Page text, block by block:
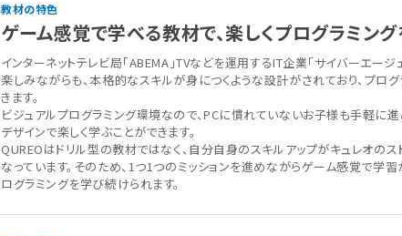
教材の特色
ゲーム感覚で学べる教材で、楽しくプログラミン
インターネットテレビ局「ABEMA」TVなどを運用するIT企業「サイバーエージ
楽しみながらも、本格的なスキルが身につくような設計がされており、プロ
きます。
ビジュアルプログラミング環境なので、PCに慣れていないお子様も手軽に
デザインで楽しく学ぶことができます。
QUREOはドリル型の教材ではなく、自分自身のスキルアップがキュレオの
なっています。そのため、1つ1つのミッションを進めながらゲーム感覚で学習
ログラミングを学び続けられます。